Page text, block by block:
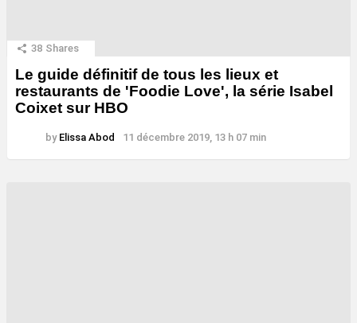
38 Shares
Le guide définitif de tous les lieux et
restaurants de 'Foodie Love', la série Isabel
Coixet sur HBO
by Elissa Abod 11 décembre 2019, 13 h 07 min